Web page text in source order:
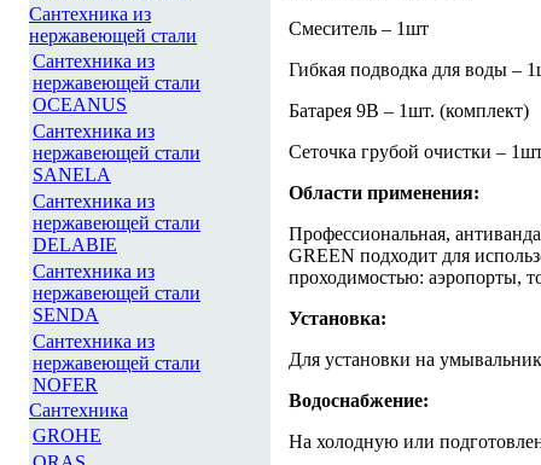
Сантехника из
нержавеющей стали
Сантехника из
нержавеющей стали
OCEANUS
Сантехника из
нержавеющей стали
SANELA
Сантехника из
нержавеющей стали
DELABIE
Сантехника из
нержавеющей стали
SENDA
Сантехника из
нержавеющей стали
NOFER
Сантехника
GROHE
Смеситель – 1шт
Гибкая подводка для воды –
Батарея 9В – 1шт. (комплект)
Сеточка грубой очистки –
Области применения:
Профессиональная,
GREEN подходит для
проходимостью: аэропорты,
Установка:
Для установки на
Водоснабжение:
На холодную или